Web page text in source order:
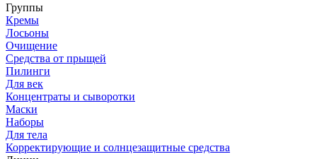
Группы
Кремы
Лосьоны
Очищение
Средства от прыщей
Пилинги
Для век
Концентраты и сыворотки
Маски
Наборы
Для тела
Корректирующие и солнцезащитные средства